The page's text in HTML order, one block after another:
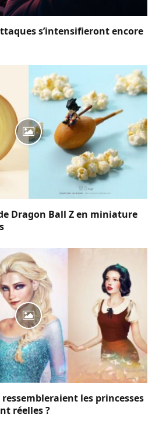
s’intensifieront encore
Dragon Ball Z en miniature
les princesses
réelles ?